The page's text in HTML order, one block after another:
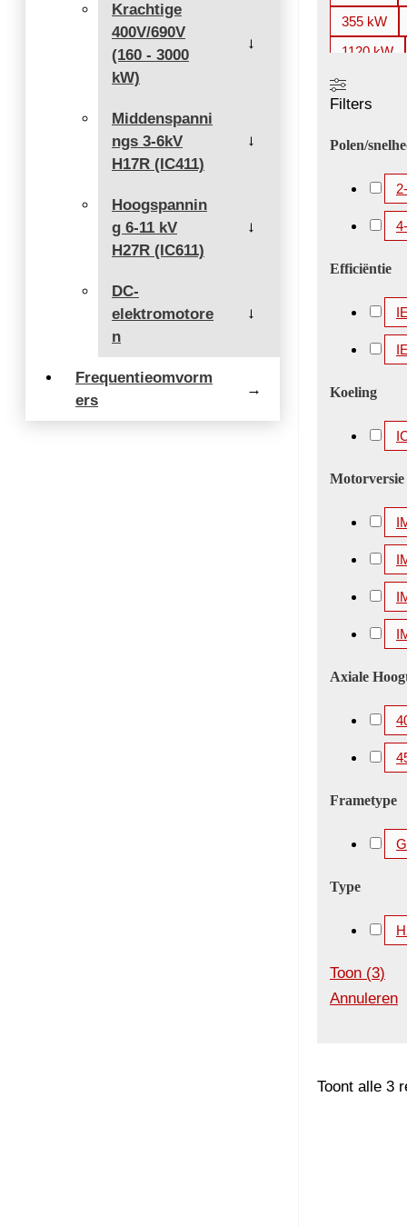
Krachtige
400V/690V
(160 - 3000
kW)
→
Middenspanni
ngs 3-6kV
H17R (IC411)
→
Hoogspannin
g 6-11 kV
H27R (IC611)
→
DC-
elektromotore
n
→
Frequentieomvorm
ers
→
355 kW
1120 kW
2000 kW
3360 kW
5200 kW
Filters
Polen/
Efficiëntie
Koeling
Motorversie
Axiale
Frametype
Type
Toon (3)
Annuleren
Toont alle 3